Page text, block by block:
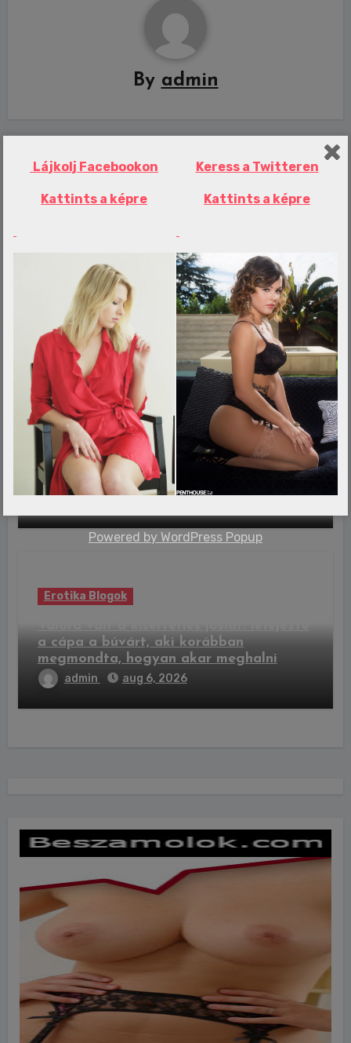
By admin
Related Post
Nincs veszve semmi? A háromgólos
vereség után is bizakodnak
Debrecenben
admin aug 6, 2026
Erotika Blogok
Kihúzták a hatoslottó nyerőszámait,
kilencen kapnak milliós nyereményt
admin aug 6, 2026
Erotika Blogok
a cápa a búvárt, aki korábban
megmondta, hogyan akar meghalni
admin aug 6, 2026
Lájkolj Facebookon
Kattints a képre
Keress a Twitteren
Kattints a képre
Powered by WordPress Popup